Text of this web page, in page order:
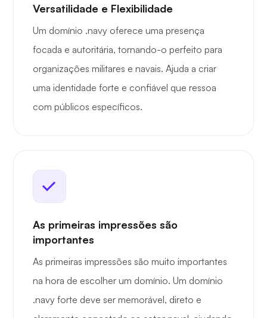
Versatilidade e Flexibilidade
Um domínio .navy oferece uma presença
focada e autoritária, tornando-o perfeito para
organizações militares e navais. Ajuda a criar
uma identidade forte e confiável que ressoa
com públicos específicos.
As primeiras impressões são
importantes
As primeiras impressões são muito importantes
na hora de escolher um domínio. Um domínio
.navy forte deve ser memorável, direto e